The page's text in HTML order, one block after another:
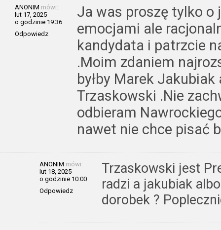
ANONIM mówi:
lut 17, 2025
o godzinie 19:36
Odpowiedz
Ja was proszę tylko o
emocjami ale
kandydata i patrzcie
.Moim zdaniem
byłby Marek Jakubiak
Trzaskowski .Nie
odbieram
nawet nie chce pisać
ANONIM mówi:
lut 18, 2025
o godzinie 10:00
Odpowiedz
Trzaskowski jest
radzi a jakubiak
dorobek ?